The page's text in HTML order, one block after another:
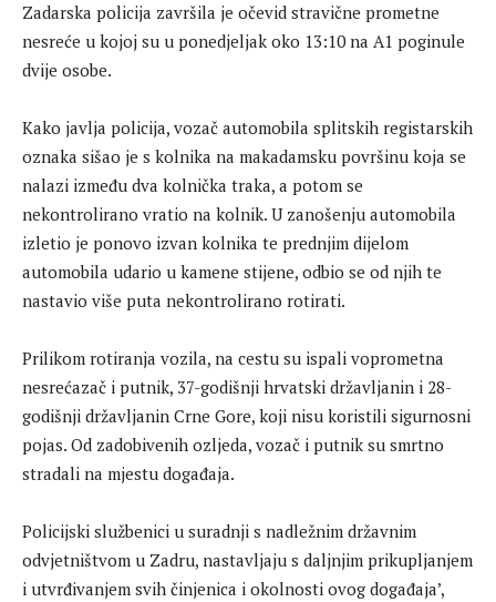
Zadarska policija završila je očevid stravične prometne
nesreće u kojoj su u ponedjeljak oko 13:10 na A1 poginule
dvije osobe.
Kako javlja policija, vozač automobila splitskih registarskih
oznaka sišao je s kolnika na makadamsku površinu koja se
nalazi između dva kolnička traka, a potom se
nekontrolirano vratio na kolnik. U zanošenju automobila
izletio je ponovo izvan kolnika te prednjim dijelom
automobila udario u kamene stijene, odbio se od njih te
nastavio više puta nekontrolirano rotirati.
Prilikom rotiranja vozila, na cestu su ispali voprometna
nesrećazač i putnik, 37-godišnji hrvatski državljanin i 28-
godišnji državljanin Crne Gore, koji nisu koristili sigurnosni
pojas. Od zadobivenih ozljeda, vozač i putnik su smrtno
stradali na mjestu događaja.
Policijski službenici u suradnji s nadležnim državnim
odvjetništvom u Zadru, nastavljaju s daljnjim prikupljanjem
i utvrđivanjem svih činjenica i okolnosti ovog događaja’,